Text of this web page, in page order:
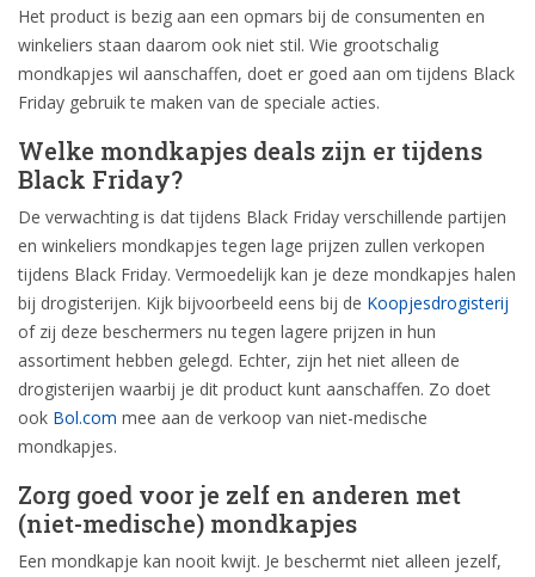
Het product is bezig aan een opmars bij de consumenten en
winkeliers staan daarom ook niet stil. Wie grootschalig
mondkapjes wil aanschaffen, doet er goed aan om tijdens Black
Friday gebruik te maken van de speciale acties.
Welke mondkapjes deals zijn er tijdens
Black Friday?
De verwachting is dat tijdens Black Friday verschillende partijen
en winkeliers mondkapjes tegen lage prijzen zullen verkopen
tijdens Black Friday. Vermoedelijk kan je deze mondkapjes halen
bij drogisterijen. Kijk bijvoorbeeld eens bij de Koopjesdrogisterij
of zij deze beschermers nu tegen lagere prijzen in hun
assortiment hebben gelegd. Echter, zijn het niet alleen de
drogisterijen waarbij je dit product kunt aanschaffen. Zo doet
ook Bol.com mee aan de verkoop van niet-medische
mondkapjes.
Zorg goed voor je zelf en anderen met
(niet-medische) mondkapjes
Een mondkapje kan nooit kwijt. Je beschermt niet alleen jezelf,